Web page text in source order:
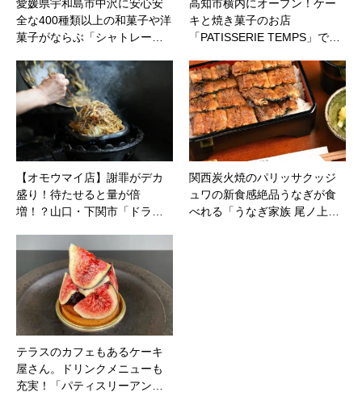
愛媛県宇和島市中沢に安心安
全な400種類以上の和菓子や洋
菓子がならぶ「シャトレー…
高知市横内にオープン！ケー
キと焼き菓子のお店
「PATISSERIE TEMPS」で…
【オモウマイ店】謝罪がデカ
盛り！待たせると量が倍
増！？山口・下関市「ドラ…
関西炭火焼のパリッサクッジ
ュワの新食感絶品うなぎが食
べれる「うなぎ家族 尾ノ上…
テラスのカフェもあるケーキ
屋さん。ドリンクメニューも
充実！「パティスリーアン…